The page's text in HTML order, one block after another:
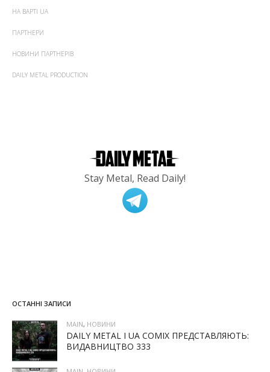
НА ВАРТІ UA
ПАРТНЕРИ
НОВИНИ ПАРТНЕРІВ
DAILY METAL PRODUCTION
Stay Metal, Read Daily!
ОСТАННІ ЗАПИСИ
MAIN, НОВИНИ
DAILY METAL І UA COMIX ПРЕДСТАВЛЯЮТЬ:
ВИДАВНИЦТВО 333